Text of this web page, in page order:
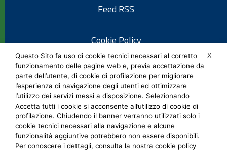
Feed RSS
Cookie Policy
Informativa privacy
Note legali
Social Media Policy
X
Questo Sito fa uso di cookie tecnici necessari al corretto
funzionamento delle pagine web e, previa accettazione da
parte dell’utente, di cookie di profilazione per migliorare
l’esperienza di navigazione degli utenti ed ottimizzare
l’utilizzo dei servizi messi a disposizione. Selezionando
Accetta tutti i cookie si acconsente all’utilizzo di cookie di
profilazione. Chiudendo il banner verranno utilizzati solo i
cookie tecnici necessari alla navigazione e alcune
funzionalità aggiuntive potrebbero non essere disponibili.
Per conoscere i dettagli, consulta la nostra cookie policy